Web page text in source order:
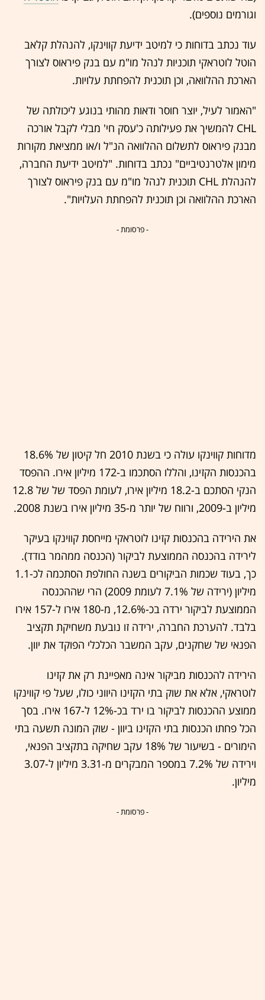
וגורמים נוספים).
עוד נכתב בדוחות כי למיטב ידיעת קווינקו, להנהלת קלאב
הוטל לוטראקי תוכניות לנהל מו"מ עם בנק פיראוס לצורך
הארכת ההלוואה, וכן תוכנית להפחתת עלויות.
"האמור לעיל, יוצר חוסר ודאות מהותי בנוגע ליכולתה של
CHL להמשיך את פעילותה כ'עסק חי' מבלי לקבל אורכה
מבנק פיראוס לתשלום ההלוואה הנ"ל ו/או ממציאת מקורות
מימון אלטרנטיביים" נכתב בדוחות. "למיטב ידיעת החברה,
להנהלת CHL תוכנית לנהל מו"מ עם בנק פיראוס לצורך
הארכת ההלוואה וכן תוכנית להפחתת העלויות".
- פרסומת -
מדוחות קווינקו עולה כי בשנת 2010 חל קיטון של 18.6%
בהכנסות הקזינו, והללו הסתכמו ב-172 מיליון אירו. ההפסד
הנקי הסתכם ב-18.2 מיליון אירו, לעומת הפסד של של 12.8
מיליון ב-2009, ורווח של יותר מ-35 מיליון אירו בשנת 2008.
את הירידה בהכנסות קזינו לוטראקי מייחסת קווינקו בעיקר
לירידה בהכנסה הממוצעת לביקור (הכנסה ממהמר בודד).
כך, בעוד שכמות הביקורים בשנה החולפת הסתכמה לכ-1.1
מיליון (ירידה של 7.1% לעומת 2009) הרי שההכנסה
הממוצעת לביקור ירדה בכ-12.6%, מ-180 אירו ל-157 אירו
בלבד. להערכת החברה, ירידה זו נובעת משחיקת תקציב
הפנאי של שחקנים, עקב המשבר הכלכלי הפוקד את יוון.
הירידה להכנסות מביקור אינה מאפיינת רק את קזינו
לוטראקי, אלא את שוק בתי הקזינו היווני כולו, שעל פי קווינקו
ממוצע ההכנסות לביקור בו ירד בכ-12% ל-167 אירו. בסך
הכל פחתו הכנסות בתי הקזינו ביוון - שוק המונה תשעה בתי
הימורים - בשיעור של 18% עקב שחיקה בתקציב הפנאי,
וירידה של 7.2% במספר המבקרים מ-3.31 מיליון ל-3.07
מיליון.
- פרסומת -